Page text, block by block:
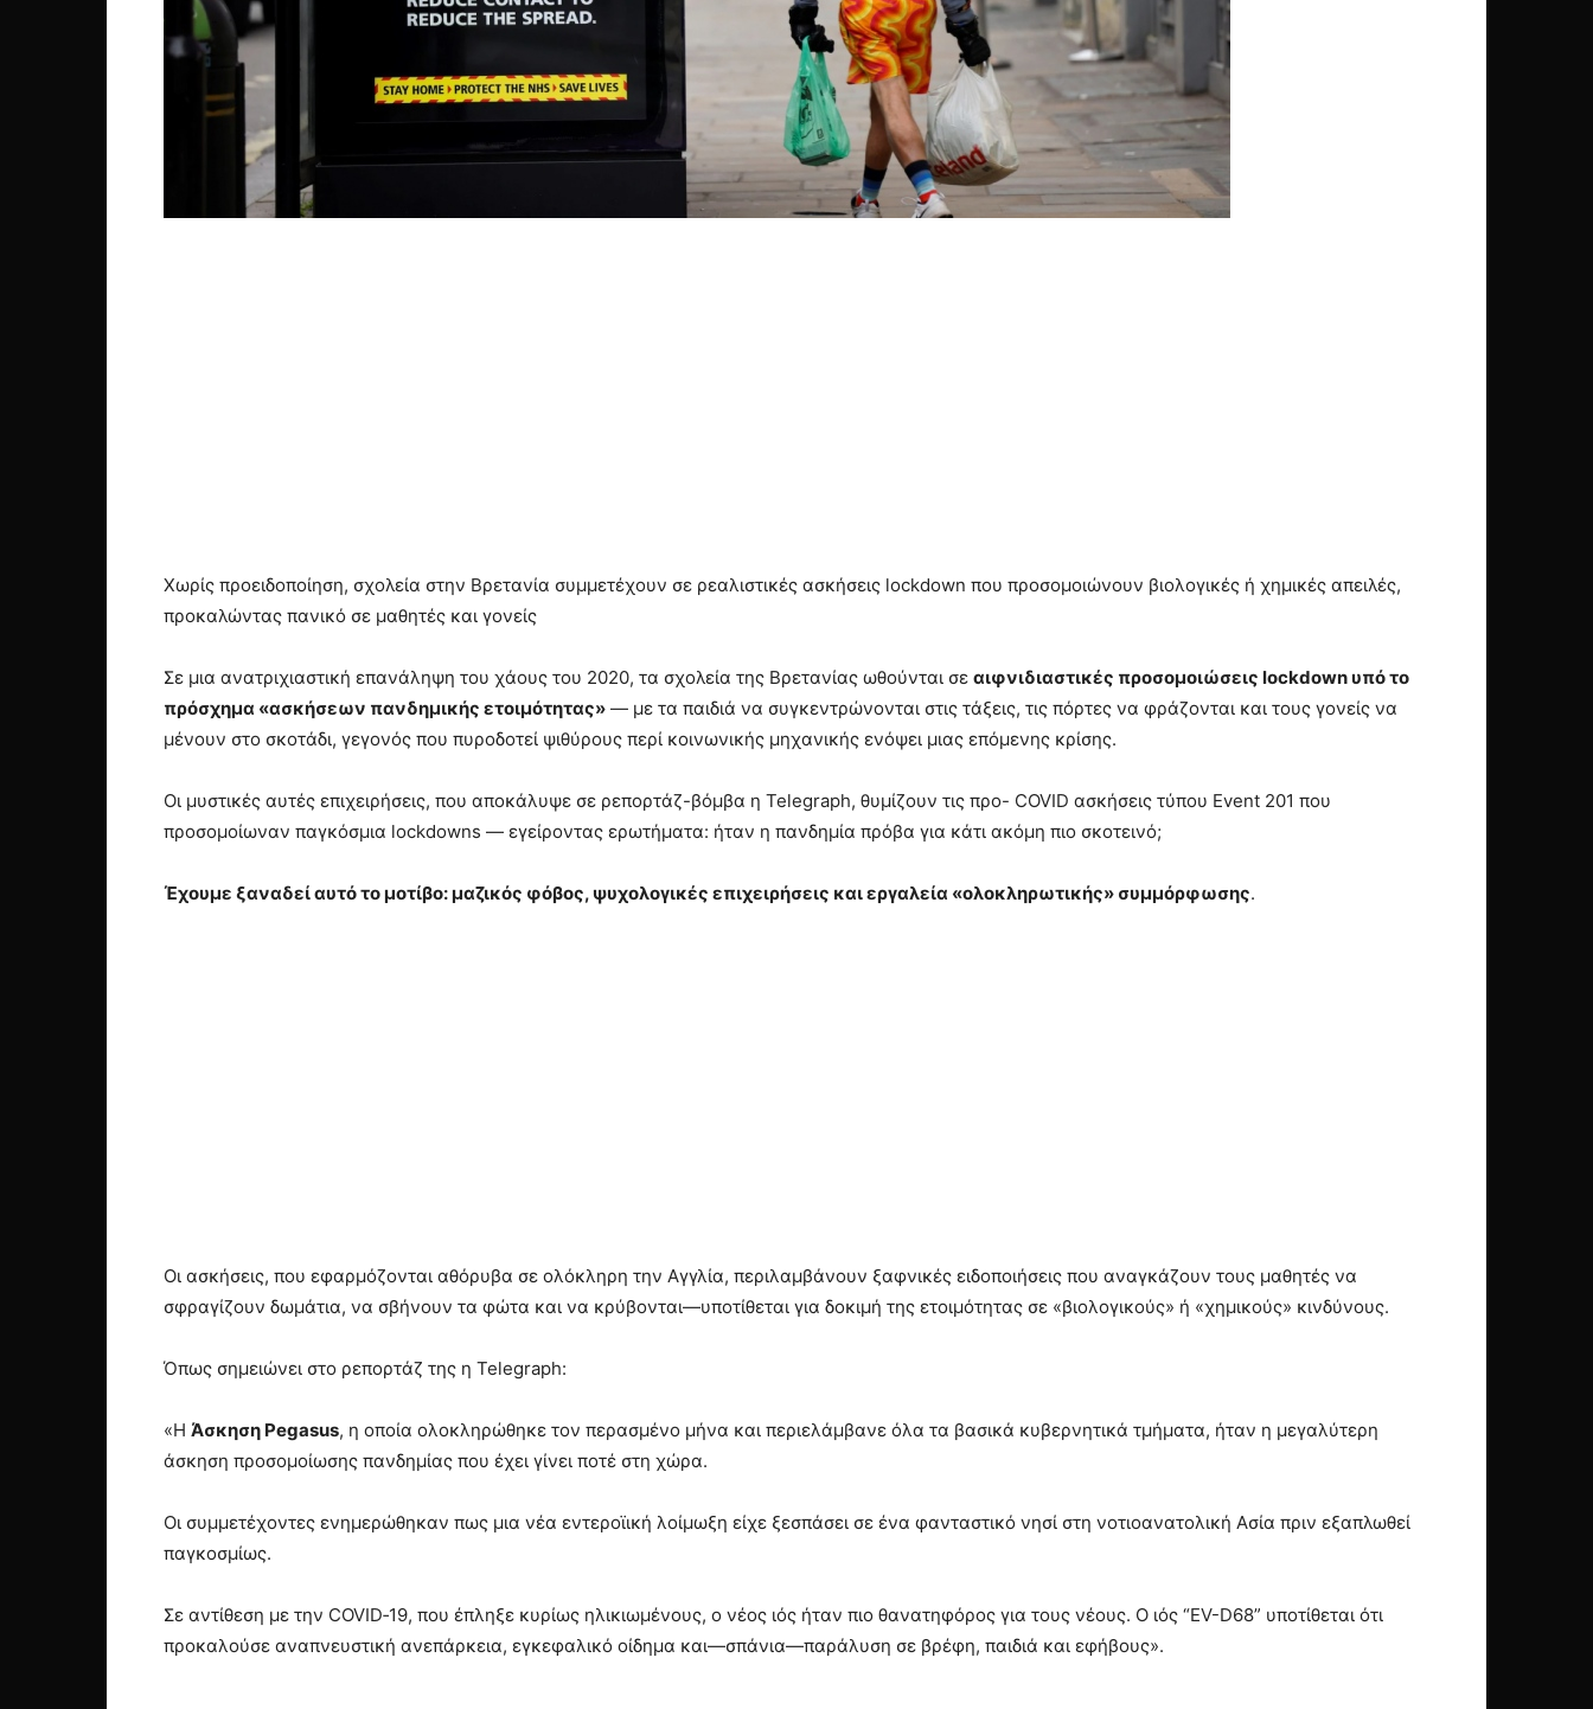
Χωρίς προειδοποίηση, σχολεία στην Βρετανία συμμετέχουν σε ρεαλιστικές ασκήσεις lockdown που προσομοιώνουν βιολογικές ή χημικές απειλές,
προκαλώντας πανικό σε μαθητές και γονείς
Σε μια ανατριχιαστική επανάληψη του χάους του 2020, τα σχολεία της Βρετανίας ωθούνται σε αιφνιδιαστικές προσομοιώσεις lockdown υπό το
πρόσχημα «ασκήσεων πανδημικής ετοιμότητας» — με τα παιδιά να συγκεντρώνονται στις τάξεις, τις πόρτες να φράζονται και τους γονείς να
μένουν στο σκοτάδι, γεγονός που πυροδοτεί ψιθύρους περί κοινωνικής μηχανικής ενόψει μιας επόμενης κρίσης.
Οι μυστικές αυτές επιχειρήσεις, που αποκάλυψε σε ρεπορτάζ-βόμβα η Telegraph, θυμίζουν τις προ- COVID ασκήσεις τύπου Event 201 που
προσομοίωναν παγκόσμια lockdowns — εγείροντας ερωτήματα: ήταν η πανδημία πρόβα για κάτι ακόμη πιο σκοτεινό;
Έχουμε ξαναδεί αυτό το μοτίβο: μαζικός φόβος, ψυχολογικές επιχειρήσεις και εργαλεία «ολοκληρωτικής» συμμόρφωσης.
Οι ασκήσεις, που εφαρμόζονται αθόρυβα σε ολόκληρη την Αγγλία, περιλαμβάνουν ξαφνικές ειδοποιήσεις που αναγκάζουν τους μαθητές να
σφραγίζουν δωμάτια, να σβήνουν τα φώτα και να κρύβονται—υποτίθεται για δοκιμή της ετοιμότητας σε «βιολογικούς» ή «χημικούς» κινδύνους.
Όπως σημειώνει στο ρεπορτάζ της η Telegraph:
«Η Άσκηση Pegasus, η οποία ολοκληρώθηκε τον περασμένο μήνα και περιελάμβανε όλα τα βασικά κυβερνητικά τμήματα, ήταν η μεγαλύτερη
άσκηση προσομοίωσης πανδημίας που έχει γίνει ποτέ στη χώρα.
Οι συμμετέχοντες ενημερώθηκαν πως μια νέα εντεροϊική λοίμωξη είχε ξεσπάσει σε ένα φανταστικό νησί στη νοτιοανατολική Ασία πριν εξαπλωθεί
παγκοσμίως.
Σε αντίθεση με την COVID‑19, που έπληξε κυρίως ηλικιωμένους, ο νέος ιός ήταν πιο θανατηφόρος για τους νέους. Ο ιός “EV-D68” υποτίθεται ότι
προκαλούσε αναπνευστική ανεπάρκεια, εγκεφαλικό οίδημα και—σπάνια—παράλυση σε βρέφη, παιδιά και εφήβους».